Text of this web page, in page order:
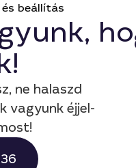
beállítás
ne halaszd
vagyunk éjjel-